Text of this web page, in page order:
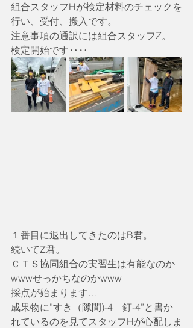
組合スタッフHが検定材料のチェックを
行い、受付、搬入です。
注意事項の通訳には組合スタッフZ。
検定開始です‥‥
１番目に退出してきたのはB君。
続いてZ君。
ＣＴＳ協同組合の実習生は有能なのか
wwwせっかちなのかwww
採点が始まります…
成果物に”すき（隙間)-4　釘-4”と書か
れているのを見てスタッフHが心配しま